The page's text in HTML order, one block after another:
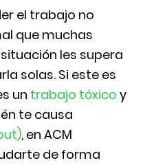
el trabajo no
que muchas
les supera
solas. Si este es
un trabajo tóxico y
te causa
, en ACM
de forma